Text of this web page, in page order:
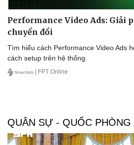
Performance Video Ads: Giải
chuyển đổi
Tìm hiểu cách Performance Video Ads
cách setup trên hệ thống.
| FPT Online
QUÂN SỰ - QUỐC PHÒNG